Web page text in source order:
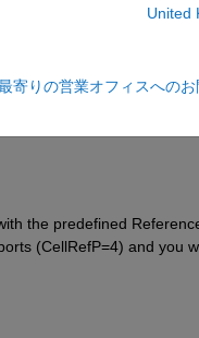
サイン
the predefined
(CellRefP=4) and you
United
寄りの営業オフィスへの